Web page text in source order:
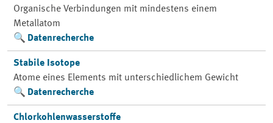
Organische Verbindungen mit mindestens einem
Metallatom
Datenrecherche
Stabile Isotope
Atome eines Elements mit unterschiedlichem Gewicht
Datenrecherche
Chlorkohlenwasserstoffe